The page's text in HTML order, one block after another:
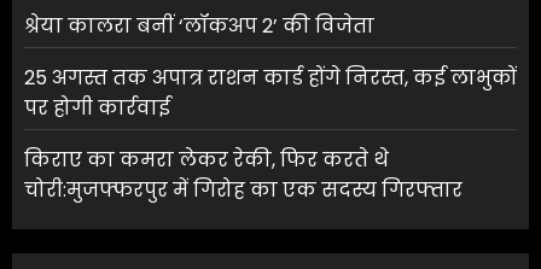
श्रेया कालरा बनीं ‘लॉकअप 2’ की विजेता
25 अगस्त तक अपात्र राशन कार्ड होंगे निरस्त, कई लाभुकों
पर होगी कार्रवाई
किराए का कमरा लेकर रेकी, फिर करते थे
चोरी:मुजफ्फरपुर में गिरोह का एक सदस्य गिरफ्तार